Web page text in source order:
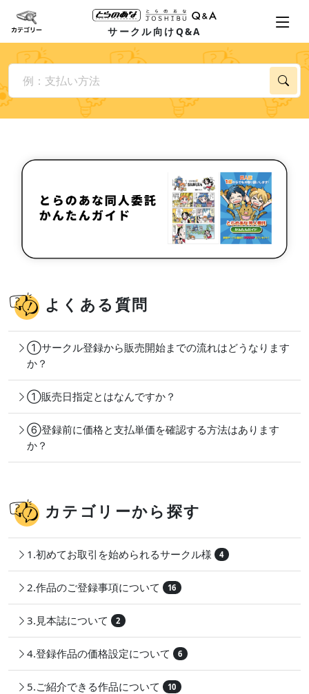
サークル向けQ&A
よくある質問
①サークル登録から販売開始までの流れはどうなります
か？
①販売日指定とはなんですか？
⑥登録前に価格と支払単価を確認する方法はあります
か？
カテゴリーから探す
1.初めてお取引を始められるサークル様 4
2.作品のご登録事項について 16
3.見本誌について 2
4.登録作品の価格設定について 6
5.ご紹介できる作品について 10